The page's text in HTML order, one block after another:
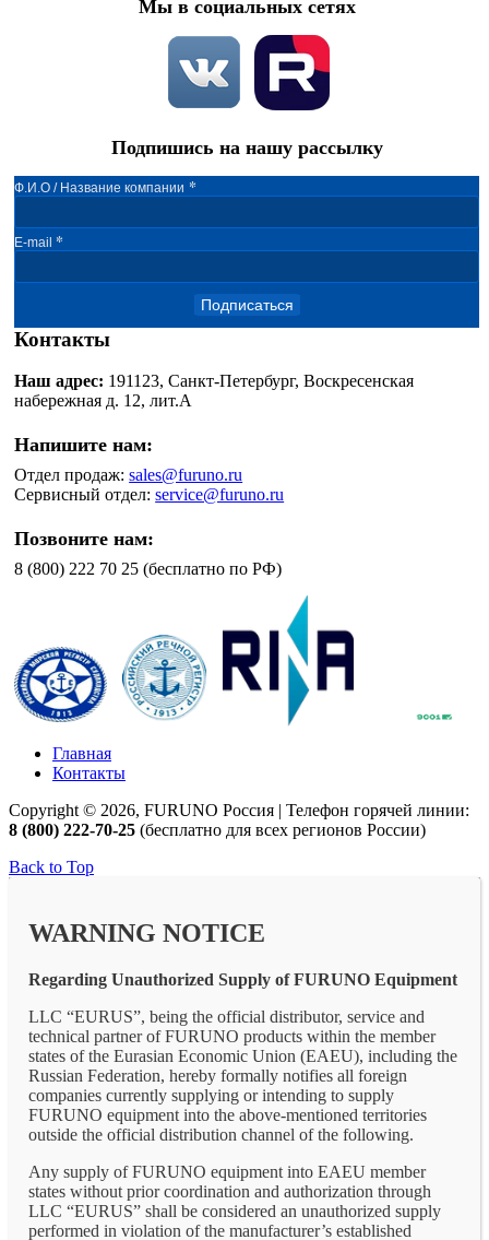
Мы в социальных сетях
Подпишись на нашу рассылку
Ф.И.О / Название компании *
E-mail *
Подписаться
Контакты
Наш адрес: 191123, Санкт-Петербург, Воскресенская
набережная д. 12, лит.А
Напишите нам:
Отдел продаж:sales@furuno.ru
Сервисный отдел:service@furuno.ru
Позвоните нам:
8 (800) 222 70 25 (бесплатно по РФ)
Главная
Контакты
Copyright © 2026, FURUNO Россия | Телефон горячей линии:
8 (800) 222-70-25 (бесплатно для всех регионов России)
Back to Top
WARNING NOTICE
Regarding Unauthorized Supply of FURUNO Equipment
LLC “EURUS”, being the official distributor, service and
technical partner of FURUNO products within the member
states of the Eurasian Economic Union (EAEU), including the
Russian Federation, hereby formally notifies all foreign
companies currently supplying or intending to supply
FURUNO equipment into the above-mentioned territories
outside the official distribution channel of the following.
Any supply of FURUNO equipment into EAEU member
states without prior coordination and authorization through
LLC “EURUS” shall be considered an unauthorized supply
performed in violation of the manufacturer’s established